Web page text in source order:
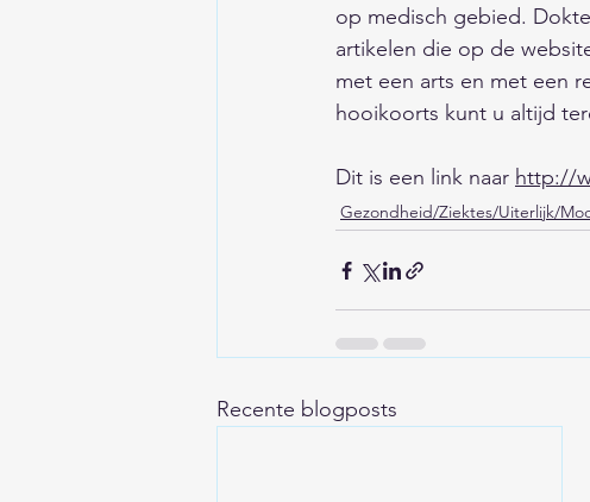
op medisch gebied.
artikelen die op de
met een arts en met een
hooikoorts kunt u altijd
Dit is een link naar http://
Gezondheid/Ziektes/Uiterlijk/
Recente blogposts